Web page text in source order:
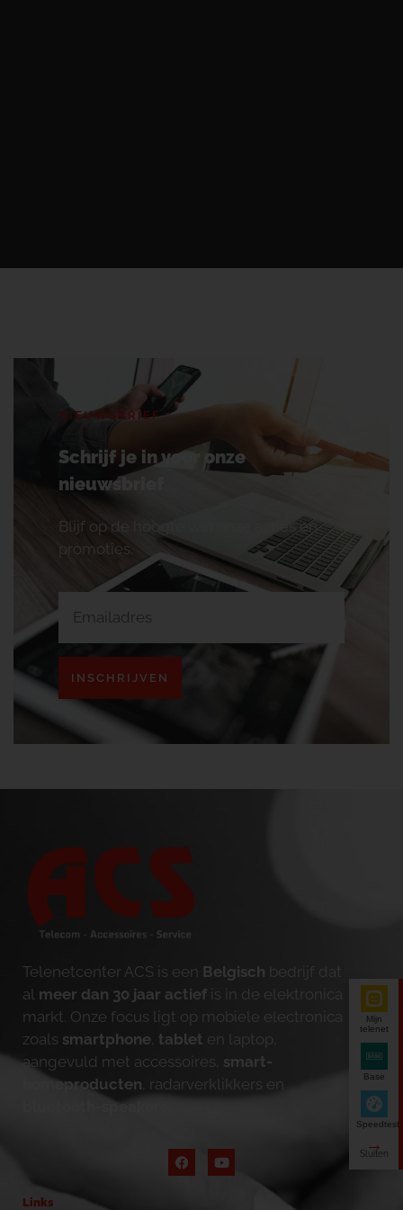
NIEUWSBRIEF
Schrijf je in voor onze
nieuwsbrief
Blijf op de hoogte van onze acties en
promoties.
INSCHRIJVEN
Telenetcenter ACS is een Belgisch bedrijf dat
al meer dan 30 jaar actief is in de elektronica
markt. Onze focus ligt op mobiele electronica
zoals smartphone tablet en laptop,
aangevuld met accessoires, smart-
homeproducten , radarverklikkers en
bluetooth-speakers
Links
Mijn
telenet
Base
Speedtest